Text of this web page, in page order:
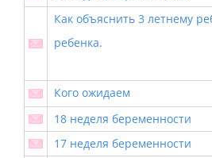
Как объяснить 3 летнему
ребенка.
Кого ожидаем
18 неделя беременности
17 неделя беременности